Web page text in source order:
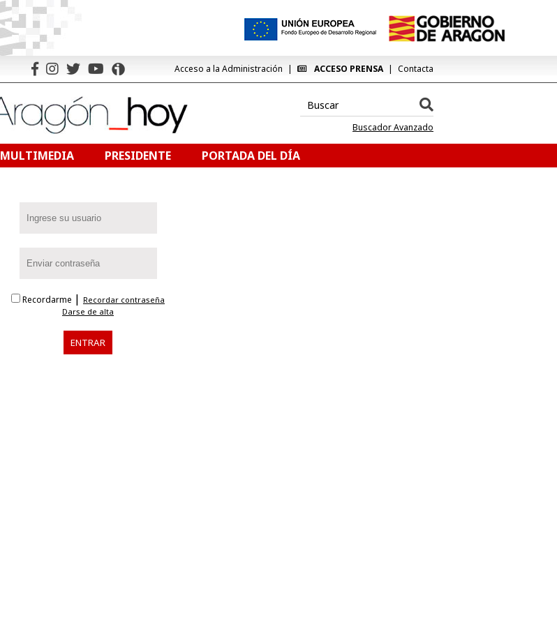
Acceso a la Administración ACCESO PRENSA Contacta
Buscador Avanzado
MULTIMEDIA PRESIDENTE PORTADA DEL DÍA
Recordarme | Recordar contraseña
Darse de alta